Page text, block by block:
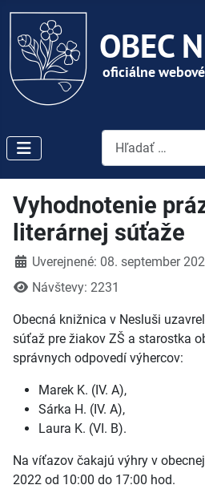
Vyhľadávanie
Vyhodnotenie
literárnej súťaže
DetailyUverejnené: 08. september
Návštevy: 2231
Obecná knižnica v Nesluši
súťaž pre žiakov ZŠ a starostka
správnych odpovedí výhercov:
Marek K. (IV. A),
Sárka H. (IV. A),
Laura K. (VI. B).
Na víťazov čakajú výhry v
2022 od 10:00 do 17:00 hod.